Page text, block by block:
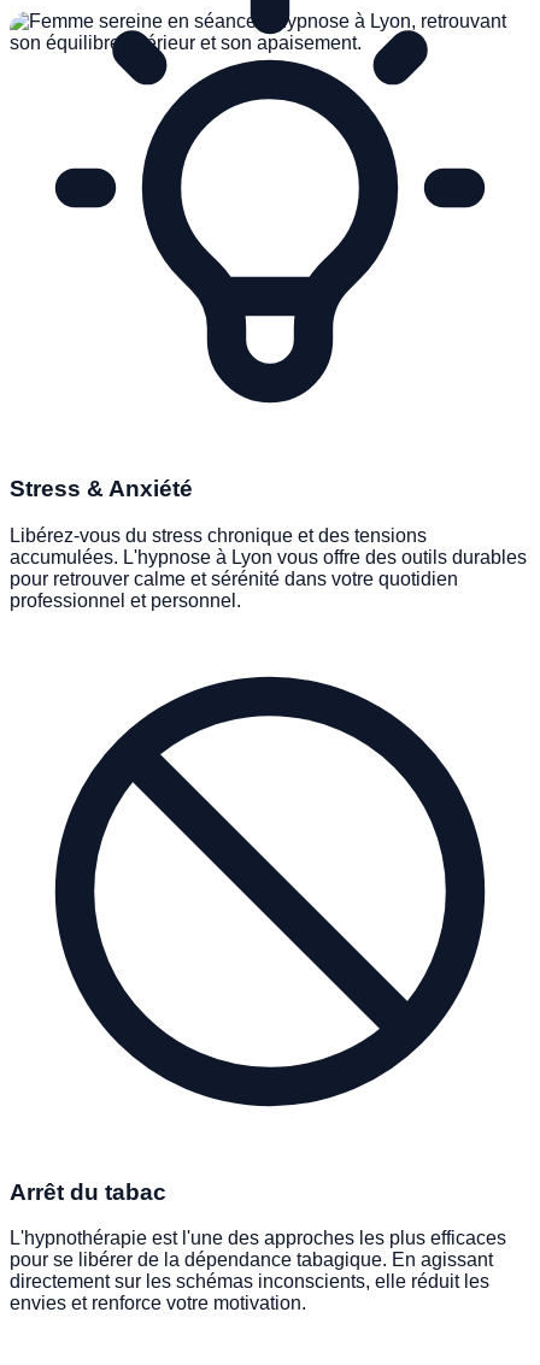
PHOBIES & BLOCAGES
Stress & Anxiété
Libérez-vous du stress chronique et des tensions
accumulées. L'hypnose à Lyon vous offre des outils durables
pour retrouver calme et sérénité dans votre quotidien
professionnel et personnel.
Arrêt du tabac
L'hypnothérapie est l'une des approches les plus efficaces
pour se libérer de la dépendance tabagique. En agissant
directement sur les schémas inconscients, elle réduit les
envies et renforce votre motivation.